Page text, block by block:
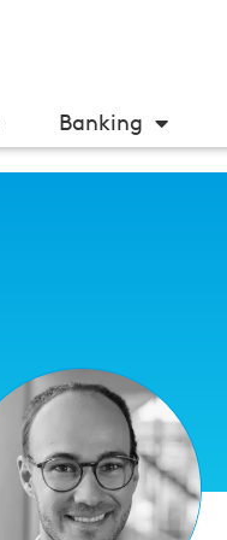
Banking